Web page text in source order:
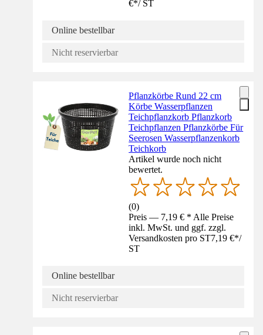
€*/ ST
Online bestellbar
Nicht reservierbar
Pflanzkörbe Rund 22 cm
Körbe Wasserpflanzen
Teichpflanzkorb Pflanzkorb
Teichpflanzen Pflanzkörbe Für
Seerosen Wasserpflanzenkorb
Teichkorb
Artikel wurde noch nicht
bewertet.
(0)
Preis — 7,19 € * Alle Preise
inkl. MwSt. und ggf. zzgl.
Versandkosten pro ST7,19 €*/
ST
Online bestellbar
Nicht reservierbar